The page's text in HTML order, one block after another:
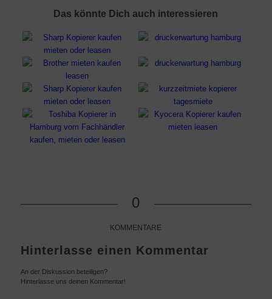
Das könnte Dich auch interessieren
0
KOMMENTARE
Hinterlasse einen Kommentar
An der Diskussion beteiligen?
Hinterlasse uns deinen Kommentar!